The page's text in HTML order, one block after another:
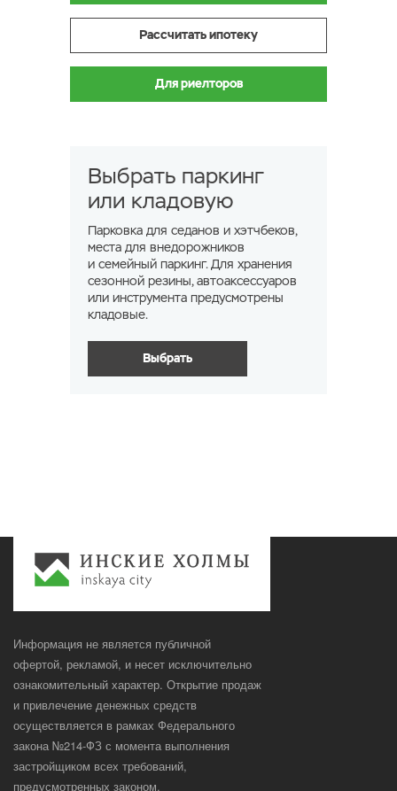
Рассчитать ипотеку
Для риелторов
Выбрать паркинг
или кладовую
Парковка для седанов и хэтчбеков,
места для внедорожников
и семейный паркинг. Для хранения
сезонной резины, автоаксессуаров
или инструмента предусмотрены
кладовые.
Выбрать
Информация не является публичной
офертой, рекламой, и несет исключительно
ознакомительный характер. Открытие продаж
и привлечение денежных средств
осуществляется в рамках Федерального
закона №214-ФЗ с момента выполнения
застройщиком всех требований,
предусмотренных законом.